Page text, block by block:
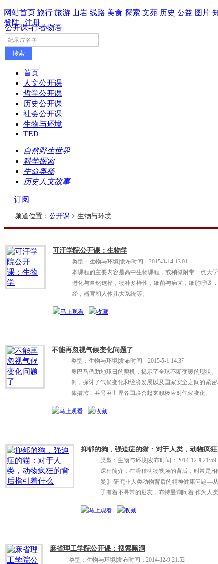
网站首页 旅行 旅游 山岩 线路 美食 探索 文苑 历史 公益 图片
登陆 | 注册
公开课-行者物语
首页
人文公开课
哲学公开课
历史公开课
社会公开课
生物与环境
TED
自然野生世界|
科学探索|
生命奥秘|
历史人文故事
订阅
频道位置： 公开课 > 生物与环境
可汗学院公开课：生物学
类型：生物与环境发布时间：2015-9-14 13:01
本课程的主要内容是高中生物课程，或稍微附带一点大
进化与自然选择，物种多样性，细菌与病菌，细胞呼吸
经，器官和人体几大系统等。
不能再忽视气候变化问题了
类型：生物与环境发布时间：2015-5-1 14:37
奥巴马借助地球日的契机，揭示了全球不断变暖的现状
例，探讨了气候变化和经济发展以及国家安全之间的紧
体措施，并号召世界各国联合起来积极应对气候变化。
抑郁的狗，强迫症的猫：对于人类，动物疯
类型：生物与环境发布时间：2014-12-9 21:59
课程简介：在滑稽动物视频的背后，时常是
曼】 研究非人类动物背后的精神健康问题—
子有着不寻常的朋友，布特曼询问着 作为人
麻省理工学院公开课：搜索黑洞
类型：生物与环境发布时间：2014-12-9 21:52